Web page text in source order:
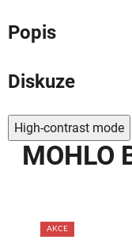
Popis
Diskuze
High-contrast mode
MOHLO
AKCE